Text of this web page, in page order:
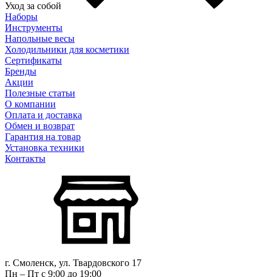
Уход за собой
Наборы
Инструменты
Напольные весы
Холодильники для косметики
Сертификаты
Бренды
Акции
Полезные статьи
О компании
Оплата и доставка
Обмен и возврат
Гарантия на товар
Установка техники
Контакты
г. Смоленск, ул. Твардовского 17
Пн – Пт с 9:00 до 19:00